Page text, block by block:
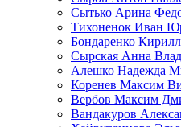
Сытько Арина
Тихоненок Иван
Бондаренко
Сырская Анна
Алешко Надежда
Коренев Максим
Вербов Максим
Вандакуров